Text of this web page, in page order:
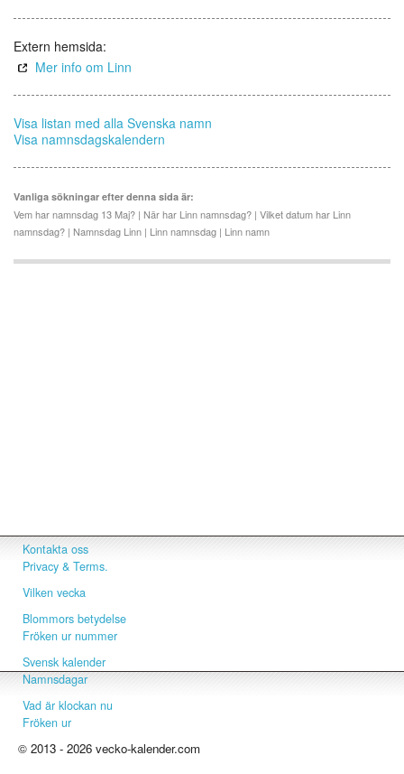
Extern hemsida:
Mer info om Linn
Visa listan med alla Svenska namn
Visa namnsdagskalendern
Vanliga sökningar efter denna sida är:
Vem har namnsdag 13 Maj? | När har Linn namnsdag? | Vilket datum har Linn
namnsdag? | Namnsdag Linn | Linn namnsdag | Linn namn
Kontakta oss
Privacy & Terms.
Vilken vecka
Blommors betydelse
Fröken ur nummer
Svensk kalender
Namnsdagar
Vad är klockan nu
Fröken ur
© 2013 - 2026 vecko-kalender.com